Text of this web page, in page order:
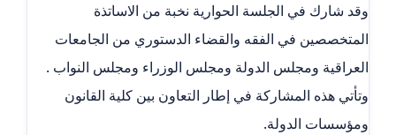
وقد شارك في الجلسة الحوارية نخبة من الاساتذة
المتخصصين في الفقه والقضاء الدستوري من الجامعات
العراقية ومجلس الدولة ومجلس الوزراء ومجلس النواب .
وتأتي هذه المشاركة في إطار التعاون بين كلية القانون
ومؤسسات الدولة.